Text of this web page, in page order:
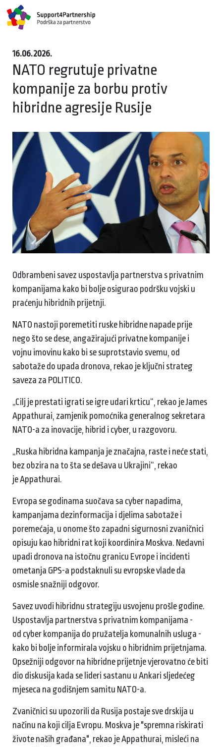
16.06.2026.
NATO regrutuje privatne
kompanije za borbu protiv
hibridne agresije Rusije
Odbrambeni savez uspostavlja partnerstva s privatnim
kompanijama kako bi bolje osigurao podršku vojski u
praćenju hibridnih prijetnji.
NATO nastoji poremetiti ruske hibridne napade prije
nego što se dese, angažirajući privatne kompanije i
vojnu imovinu kako bi se suprotstavio svemu, od
sabotaže do upada dronova, rekao je ključni strateg
saveza za POLITICO.
„Cilj je prestati igrati se igre udari krticu“, rekao je James
Appathurai, zamjenik pomoćnika generalnog sekretara
NATO-a za inovacije, hibrid i cyber, u razgovoru.
„Ruska hibridna kampanja je značajna, raste i neće stati,
bez obzira na to šta se dešava u Ukrajini“, rekao
je Appathurai.
Evropa se godinama suočava sa cyber napadima,
kampanjama dezinformacija i djelima sabotaže i
poremećaja, u onome što zapadni sigurnosni zvaničnici
opisuju kao hibridni rat koji koordinira Moskva. Nedavni
upadi dronova na istočnu granicu Evrope i incidenti
ometanja GPS-a podstaknuli su evropske vlade da
osmisle snažniji odgovor.
Savez uvodi hibridnu strategiju usvojenu prošle godine.
Uspostavlja partnerstva s privatnim kompanijama -
od cyber kompanija do pružatelja komunalnih usluga -
kako bi bolje informirala vojsku o hibridnim prijetnjama.
Opsežniji odgovor na hibridne prijetnje vjerovatno će biti
dio diskusija kada se lideri sastanu u Ankari sljedećeg
mjeseca na godišnjem samitu NATO-a.
Zvaničnici su upozorili da Rusija postaje sve drskija u
načinu na koji cilja Evropu. Moskva je "spremna riskirati
živote naših građana", rekao je Appathurai, misleći na